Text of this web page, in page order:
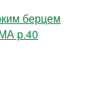
берцем
р.40